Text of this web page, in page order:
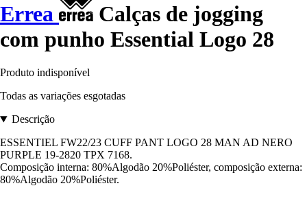
Errea
Calças de jogging
com punho Essential Logo 28
Produto indisponível
Todas as variações esgotadas
Descrição
ESSENTIEL FW22/23 CUFF PANT LOGO 28 MAN AD NERO
PURPLE 19-2820 TPX 7168.
Composição interna: 80%Algodão 20%Poliéster, composição externa:
80%Algodão 20%Poliéster.